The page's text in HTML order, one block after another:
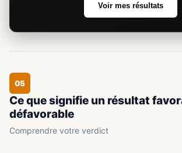
Voir mes résultats
05
Ce que signifie un résultat
défavorable
Comprendre votre verdict